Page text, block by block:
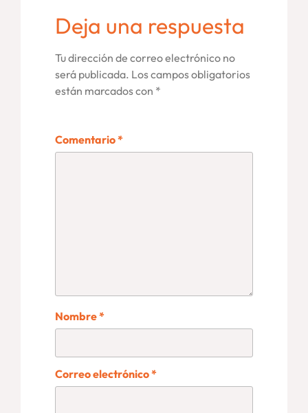
Deja una respuesta
Tu dirección de correo electrónico no
será publicada. Los campos obligatorios
están marcados con *
Comentario*
Nombre*
Correo electrónico*